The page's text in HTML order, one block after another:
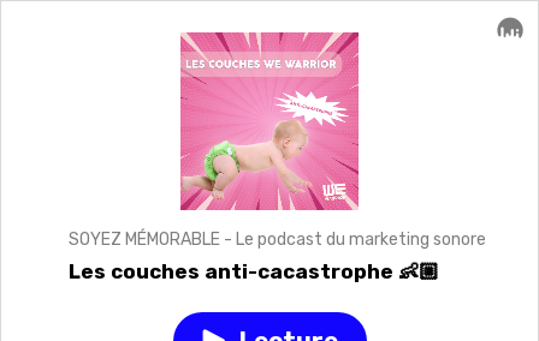
SOYEZ MÉMORABLE - Le podcast du marketing sonore
Les couches anti-cacastrophe 👶🏼